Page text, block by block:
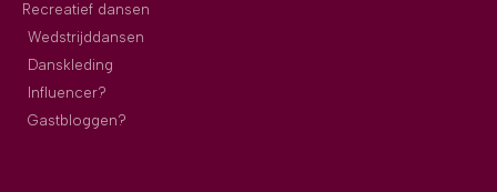
Recreatief dansen
Wedstrijddansen
Danskleding
Influencer?
Gastbloggen?